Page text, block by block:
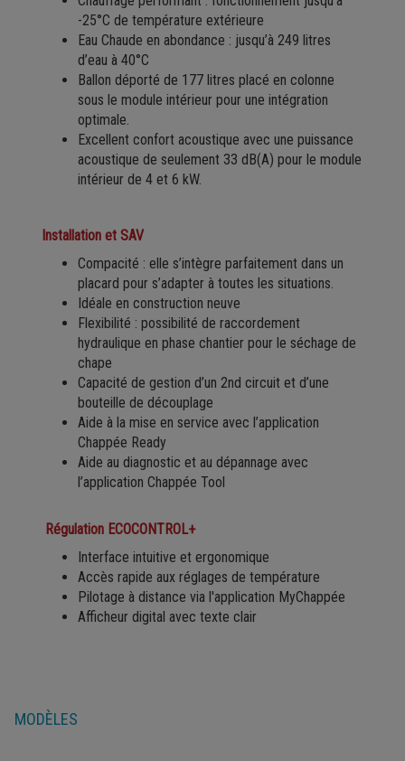
-25°C de température extérieure
Eau Chaude en abondance : jusqu’à 249 litres
d’eau à 40°C
Ballon déporté de 177 litres placé en colonne
sous le module intérieur pour une intégration
optimale.
Excellent confort acoustique avec une puissance
acoustique de seulement 33 dB(A) pour le module
intérieur de 4 et 6 kW.
Installation et SAV
Compacité : elle s’intègre parfaitement dans un
placard pour s’adapter à toutes les situations.
Idéale en construction neuve
Flexibilité : possibilité de raccordement
hydraulique en phase chantier pour le séchage de
chape
Capacité de gestion d’un 2nd circuit et d’une
bouteille de découplage
Aide à la mise en service avec l’application
Chappée Ready
Aide au diagnostic et au dépannage avec
l’application Chappée Tool
Régulation ECOCONTROL+
Interface intuitive et ergonomique
Accès rapide aux réglages de température
Pilotage à distance via l'application MyChappée
Afficheur digital avec texte clair
MODÈLES